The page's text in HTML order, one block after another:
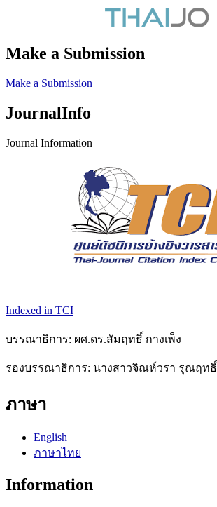
Make a Submission
Make a Submission
JournalInfo
Journal Information
Indexed in TCI
บรรณาธิการ: ผศ.ดร.สัมฤทธิ์ กางเพ็ง
รองบรรณาธิการ: นางสาวจิณห์วรา รุณฤทธิ์
ภาษา
English
ภาษาไทย
Information